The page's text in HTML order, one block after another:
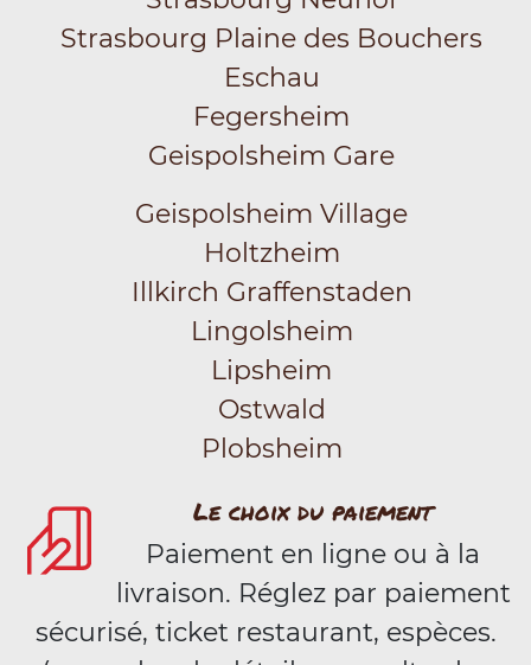
Strasbourg Plaine des Bouchers
Eschau
Fegersheim
Geispolsheim Gare
Geispolsheim Village
Holtzheim
Illkirch Graffenstaden
Lingolsheim
Lipsheim
Ostwald
Plobsheim
Le choix du paiement
Paiement en ligne ou à la
livraison. Réglez par paiement
sécurisé, ticket restaurant, espèces.